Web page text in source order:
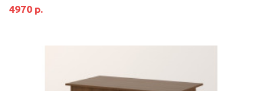
4970 р.